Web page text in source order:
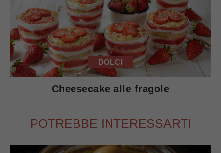
DOLCI
Cheesecake alle fragole
POTREBBE INTERESSARTI